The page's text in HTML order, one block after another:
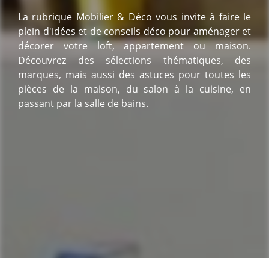
La rubrique Mobilier & Déco vous invite à faire le
plein d'idées et de conseils déco pour aménager et
décorer votre loft, appartement ou maison.
Découvrez des sélections thématiques, des
marques, mais aussi des astuces pour toutes les
pièces de la maison, du salon à la cuisine, en
passant par la salle de bains.